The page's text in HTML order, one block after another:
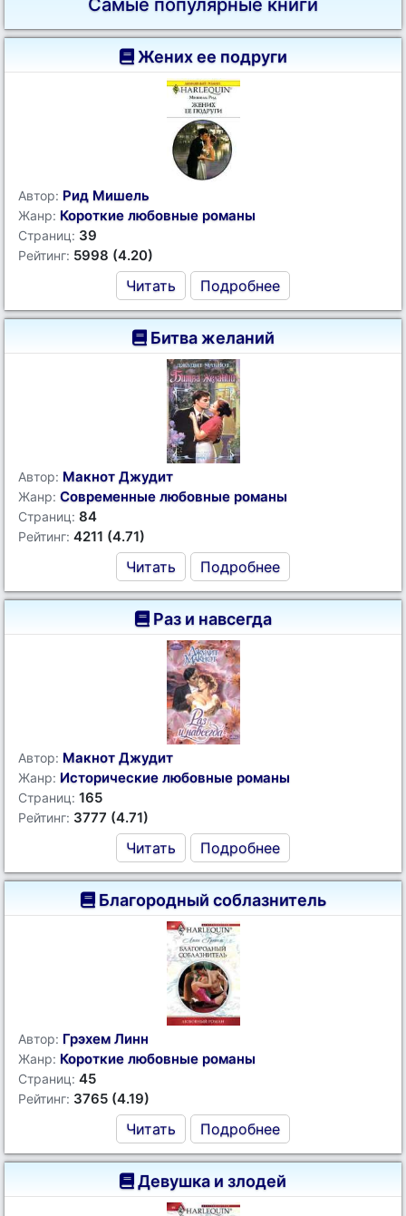
Самые популярные книги
Жених ее подруги
Автор: Рид Мишель
Жанр: Короткие любовные романы
Страниц: 39
Рейтинг: 5998 (4.20)
Читать Подробнее
Битва желаний
Автор: Макнот Джудит
Жанр: Современные любовные романы
Страниц: 84
Рейтинг: 4211 (4.71)
Читать Подробнее
Раз и навсегда
Автор: Макнот Джудит
Жанр: Исторические любовные романы
Страниц: 165
Рейтинг: 3777 (4.71)
Читать Подробнее
Благородный соблазнитель
Автор: Грэхем Линн
Жанр: Короткие любовные романы
Страниц: 45
Рейтинг: 3765 (4.19)
Читать Подробнее
Девушка и злодей